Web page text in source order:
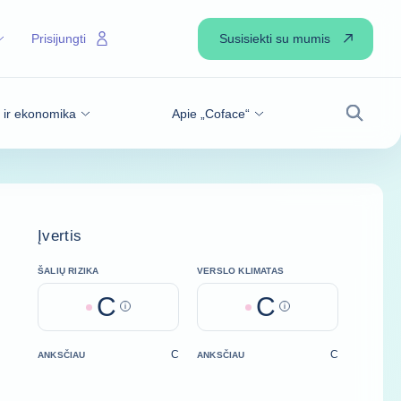
ir ekonomika Apie „Coface“
Paieška
Prisijungti Susisiekti su mumis
Įvertis
ŠALIŲ RIZIKA
C Help
VERSLO KLIMATAS
C Help
ANKSČIAU C ANKSČIAU C